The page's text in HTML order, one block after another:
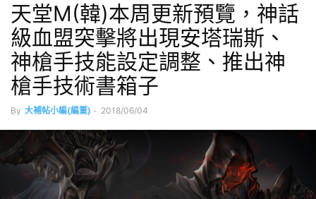
天堂M(韓)本周更新預覽，神話
級血盟突擊將出現安塔瑞斯、
神槍手技能設定調整、推出神
槍手技術書箱子
By 大補帖小編(編董) - 2018/06/04